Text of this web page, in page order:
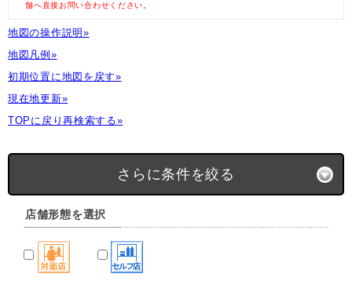
舗へ直接お問い合わせください。
地図の操作説明»
地図凡例»
初期位置に地図を戻す»
現在地更新»
TOPに戻り再検索する»
さらに条件を絞る
店舗形態を選択